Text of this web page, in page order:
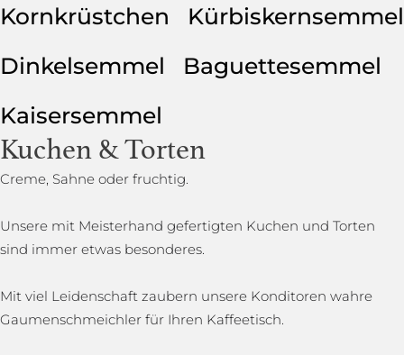
Kornkrüstchen
Kürbiskernsemmel
Dinkelsemmel
Baguettesemmel
Kaisersemmel
Kuchen & Torten
Creme, Sahne oder fruchtig.
Unsere mit Meisterhand gefertigten Kuchen und Torten
sind immer etwas besonderes.
Mit viel Leidenschaft zaubern unsere Konditoren wahre
Gaumenschmeichler für Ihren Kaffeetisch.